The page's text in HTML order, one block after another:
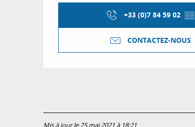
+33 (0)7 84 59 02 ▒▒
CONTACTEZ-NOUS
Mis à jour le 25 mai 2021 à 18:21